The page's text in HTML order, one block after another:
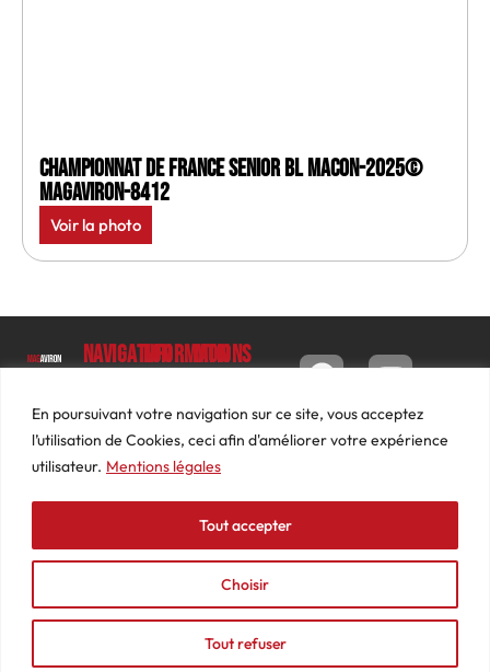
En poursuivant votre navigation sur ce site, vous acceptez
l’utilisation de Cookies, ceci afin d'améliorer votre expérience
utilisateur. Mentions légales
Choisir
Tout refuser
Tout accepter
Championnat de France senior BL Macon-2025©
MagAviron-8412
Voir la photo
Luc
Barbier
69640
74
87
contact@mediasaviron.fr
Navigation
Le
Magazine
Photos
Actualités
Podcasts
Informations
Conditions
générales
de ventes
Mentions
légales
Mon
Tableau
de bord
Commandes
Adresses
Détails
du
compte